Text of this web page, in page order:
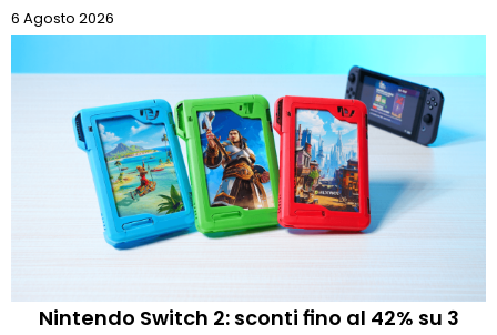
6 Agosto 2026
Nintendo Switch 2: sconti fino al 42% su 3